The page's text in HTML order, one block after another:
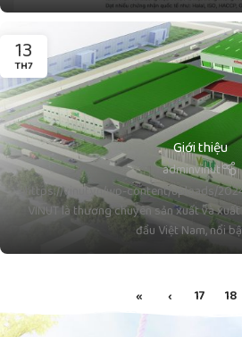
13
TH7
Giới thiệu
adminvinut
https://vinut.vn/wp-content/uploads/
VINUT là thương chuyên sản xuất và xuất
đầu Việt Nam, nổi
« ‹ 17 18